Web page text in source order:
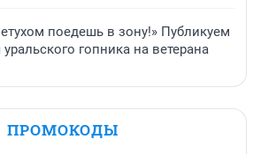
поедешь в зону!» Публикуем
гопника на ветерана
ПРОМОКОДЫ